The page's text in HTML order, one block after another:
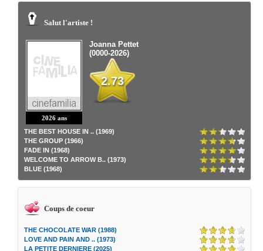
Salut l'artiste !
2026 ans
Joanna Pettet
(0000-2026)
2.73
THE BEST HOUSE IN .. (1969)
THE GROUP (1966)
FADE IN (1968)
WELCOME TO ARROW B.. (1973)
BLUE (1968)
Coups de coeur
THE CHOCOLATE WAR (1988)
LOVE AND PAIN AND .. (1973)
LA PETITE DERNIERE (2025)